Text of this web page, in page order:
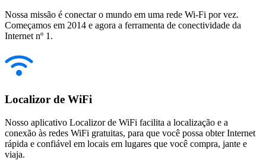
Nossa missão é conectar o mundo em uma rede Wi-Fi por vez.
Começamos em 2014 e agora a ferramenta de conectividade da
Internet nº 1.
Localizor de WiFi
Nosso aplicativo Localizor de WiFi facilita a localização e a
conexão às redes WiFi gratuitas, para que você possa obter Internet
rápida e confiável em locais em lugares que você compra, jante e
viaja.